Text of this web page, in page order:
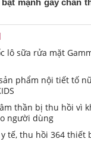
mạnh gây chấn
lô sữa rửa mặt
phẩm nội tiết tố
thần bị thu hồi vì
người dùng
tế, thu hồi 364 thiết